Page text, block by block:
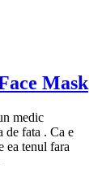
Mask
medic
de fata . Ca e
ea tenul fara